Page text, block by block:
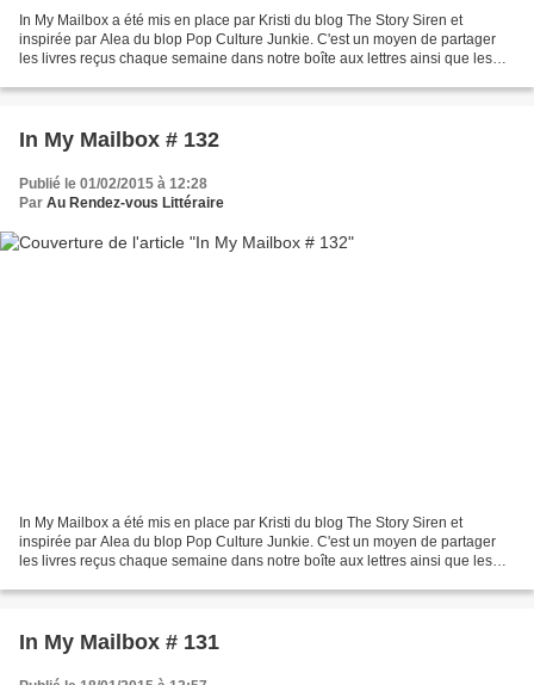
In My Mailbox a été mis en place par Kristi du blog The Story Siren et
inspirée par Alea du blop Pop Culture Junkie. C'est un moyen de partager
les livres reçus chaque semaine dans notre boîte aux lettres ainsi que les
In My Mailbox # 132
Publié le 01/02/2015 à 12:28
Par Au Rendez-vous Littéraire
In My Mailbox a été mis en place par Kristi du blog The Story Siren et
inspirée par Alea du blop Pop Culture Junkie. C'est un moyen de partager
les livres reçus chaque semaine dans notre boîte aux lettres ainsi que les
In My Mailbox # 131